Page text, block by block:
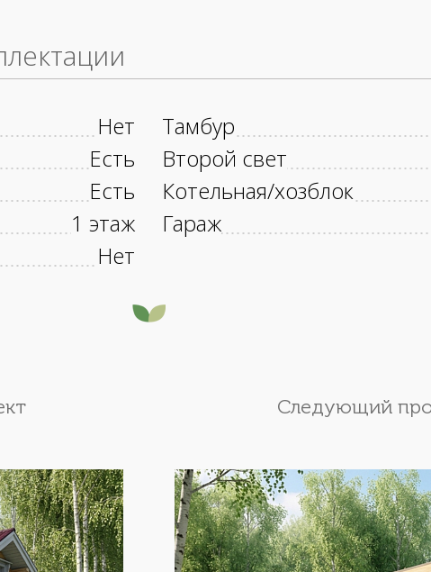
Нет
Есть
Есть
1 этаж
Нет
Тамбур
Второй свет
Котельная/хозблок
Гараж
Следующий